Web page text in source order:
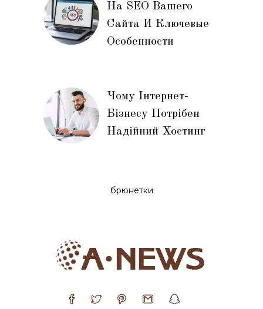
На SEO Вашего
Сайта И Ключевые
Особенности
Чому Інтернет-
Бізнесу Потрібен
Надійний Хостинг
брюнетки